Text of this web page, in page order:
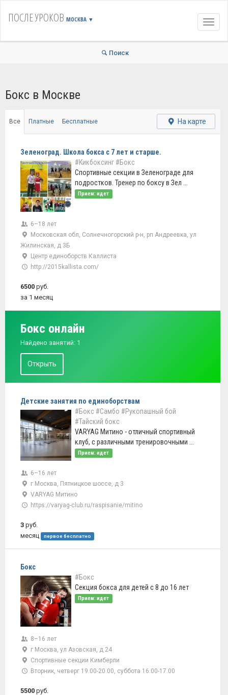
ПОСЛЕ УРОКОВ МОСКВА ▼
Поиск
Бокс в Москве
Все Платные Бесплатные На карте
Зеленоград. Школа бокса с 7 лет и старше.
#Кикбоксинг #Бокс
Спортивные секции в Зеленограде для
подростков. Тренер по боксу в Зел ...
Прием: идет
6–18 лет
Московская обл, Солнечногорский р-н, рп Андреевка, ул
Жилинская, д 3Б
Центр единоборств Каллиста
http://2015kallista.com/
6500 руб.
за 1 месяц
Бокс онлайн
Найдено занятий: 1
Открыть
Детские занятия по единоборствам
#Бокс #Самбо #Рукопашный бой
#Тайский бокс
VARYAG Митино - отличный спортивный
клуб, с различными тренировочными ...
Прием: идет
6–16 лет
г Москва, Пятницкое шоссе, д 3
VARYAG Митино
https://varyag-club.ru/raspisanie/mitino
3 руб.
месяц
первое бесплатно
Бокс
#Бокс
Секция бокса для детей с 8 до 16 лет
Прием: идет
8–16 лет
г Москва, ул Азовская, д 24
Спортивные секции Кимберли
Вторник, четверг 19.00-20.00, суббота 16.00-17.00
5500 руб.